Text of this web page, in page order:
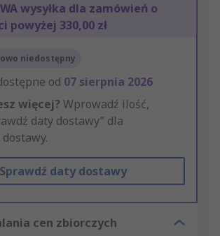
wysyłka dla zamówień o
powyżej 330,00 zł
niedostępny
od 07 sierpnia 2026
więcej? Wprowadź ilość,
daty dostawy” dla
dostawy.
Sprawdź daty dostawy
cen zbiorczych